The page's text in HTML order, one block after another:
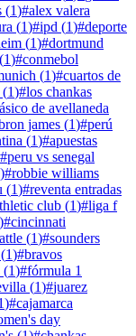
(1)#alex valera
(1)#ipd (1)#deporte
(1)#dortmund
(1)#conmebol
(1)#cuartos de
(1)#los chankas
de avellaneda
james (1)#perú
(1)#apuestas
#peru vs senegal
)#robbie williams
(1)#reventa entradas
club (1)#liga f
)#cincinnati
(1)#sounders
(1)#bravos
(1)#fórmula 1
(1)#juarez
)#cajamarca
day